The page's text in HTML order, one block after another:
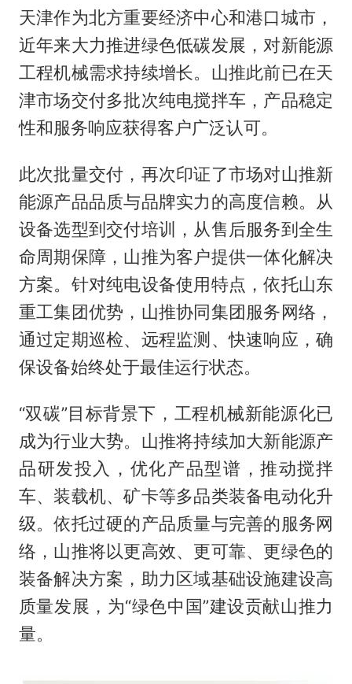
天津作为北方重要经济中心和港口城市，
近年来大力推进绿色低碳发展，对新能源
工程机械需求持续增长。山推此前已在天
津市场交付多批次纯电搅拌车，产品稳定
性和服务响应获得客户广泛认可。
此次批量交付，再次印证了市场对山推新
能源产品品质与品牌实力的高度信赖。从
设备选型到交付培训，从售后服务到全生
命周期保障，山推为客户提供一体化解决
方案。针对纯电设备使用特点，依托山东
重工集团优势，山推协同集团服务网络，
通过定期巡检、远程监测、快速响应，确
保设备始终处于最佳运行状态。
“双碳”目标背景下，工程机械新能源化已
成为行业大势。山推将持续加大新能源产
品研发投入，优化产品型谱，推动搅拌
车、装载机、矿卡等多品类装备电动化升
级。依托过硬的产品质量与完善的服务网
络，山推将以更高效、更可靠、更绿色的
装备解决方案，助力区域基础设施建设高
质量发展，为“绿色中国”建设贡献山推力
量。